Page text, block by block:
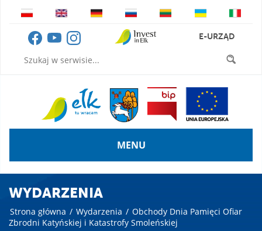
E-URZĄD
MENU
WYDARZENIA
Strona główna / Wydarzenia / Obchody Dnia Pamięci Ofiar
Zbrodni Katyńskiej i Katastrofy Smoleńskiej